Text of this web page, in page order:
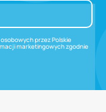
przez Polskie
marketingowych zgodnie